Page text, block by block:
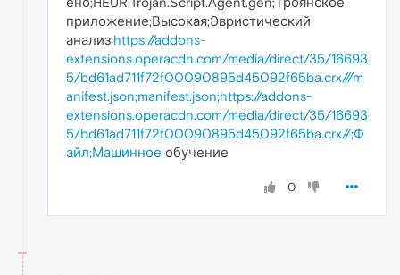
приложение;Высокая;Эвристический
анализ;https://addons-
extensions.operacdn.com/media/direct/35/16693
5/bd61ad711f72f00090895d45092f65ba.crx///m
anifest.json;manifest.json;https://addons-
extensions.operacdn.com/media/direct/35/16693
5/bd61ad711f72f00090895d45092f65ba.crx//;Ф
айл;Машинное обучение
0